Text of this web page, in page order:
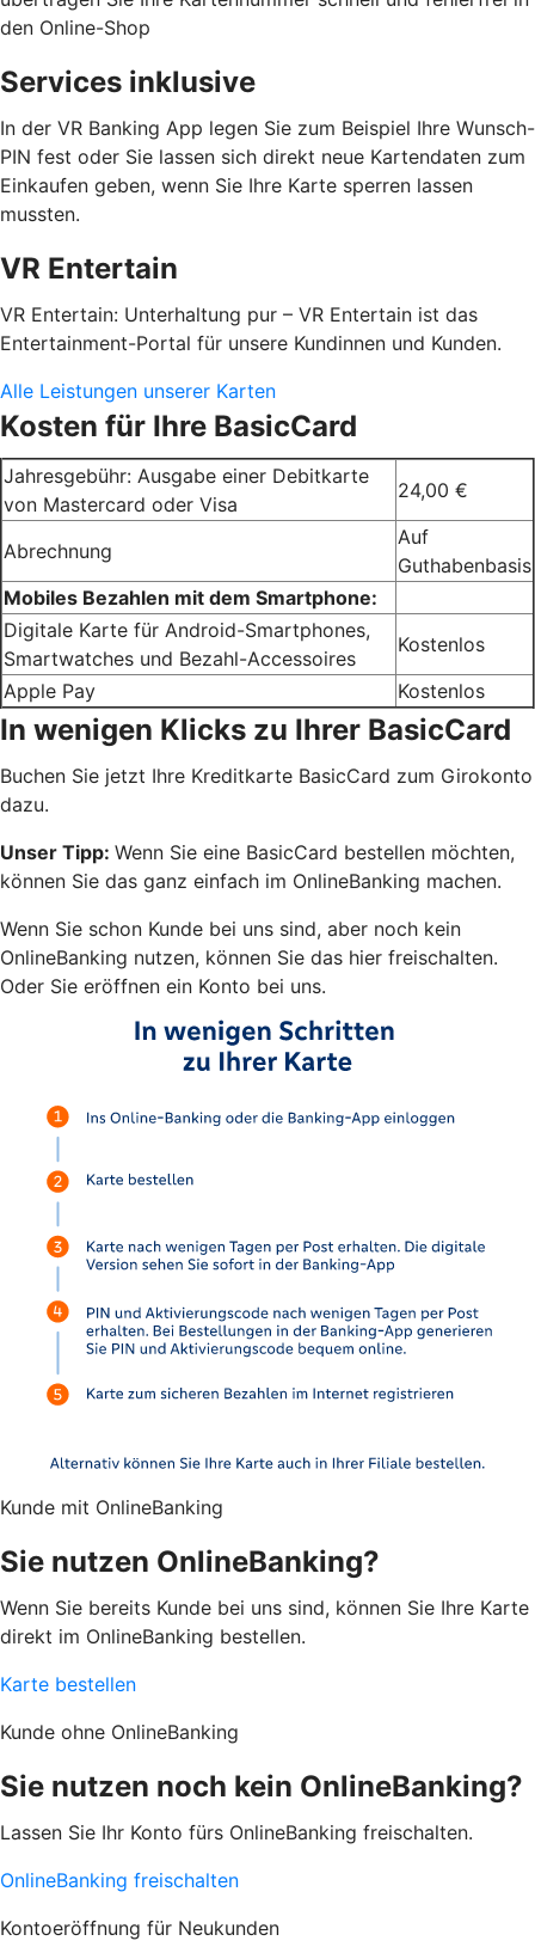
den Online-Shop
Services inklusive
In der VR Banking App legen Sie zum Beispiel Ihre Wunsch-
PIN fest oder Sie lassen sich direkt neue Kartendaten zum
Einkaufen geben, wenn Sie Ihre Karte sperren lassen
mussten.
VR Entertain
VR Entertain: Unterhaltung pur – VR Entertain ist das
Entertainment-Portal für unsere Kundinnen und Kunden.
Alle Leistungen unserer Karten
Kosten für Ihre BasicCard
Jahresgebühr: Ausgabe einer Debitkarte
von Mastercard oder Visa
24,00 €
Abrechnung
Auf
Guthabenbasis
Mobiles Bezahlen mit dem Smartphone:
Digitale Karte für Android-Smartphones,
Smartwatches und Bezahl-Accessoires
Kostenlos
Apple Pay
Kostenlos
In wenigen Klicks zu Ihrer BasicCard
Buchen Sie jetzt Ihre Kreditkarte BasicCard zum Girokonto
dazu.
Unser Tipp: Wenn Sie eine BasicCard bestellen möchten,
können Sie das ganz einfach im OnlineBanking machen.
Wenn Sie schon Kunde bei uns sind, aber noch kein
OnlineBanking nutzen, können Sie das hier freischalten.
Oder Sie eröffnen ein Konto bei uns.
Kunde mit OnlineBanking
Sie nutzen OnlineBanking?
Wenn Sie bereits Kunde bei uns sind, können Sie Ihre Karte
direkt im OnlineBanking bestellen.
Karte bestellen
Kunde ohne OnlineBanking
Sie nutzen noch kein OnlineBanking?
Lassen Sie Ihr Konto fürs OnlineBanking freischalten.
OnlineBanking freischalten
Kontoeröffnung für Neukunden